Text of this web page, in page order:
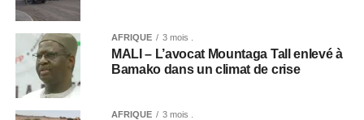
AFRIQUE 3 mois .
MALI – L’avocat Mountaga Tall enlevé à
Bamako dans un climat de crise
AFRIQUE 3 mois .